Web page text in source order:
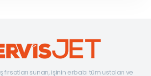
iş fırsatları sunan, işinin erbabı tüm ustaları ve